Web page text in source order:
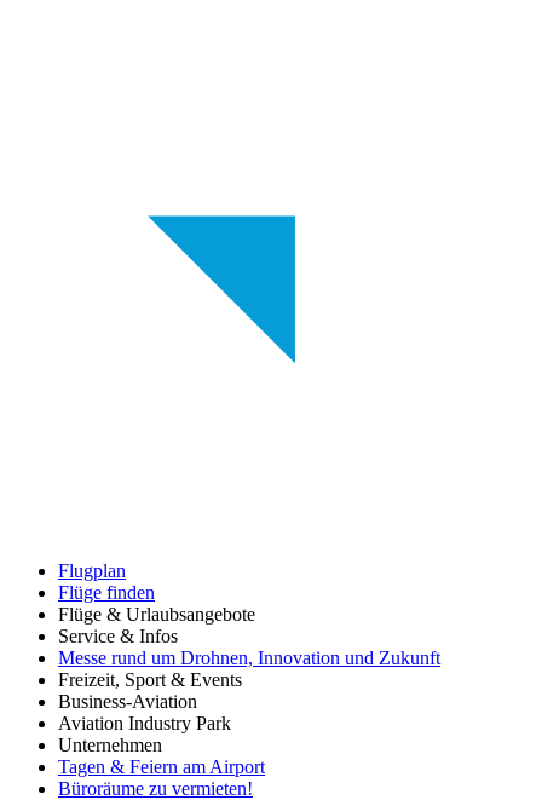
Flugplan
Flüge finden
Flüge & Urlaubsangebote
Service & Infos
Messe rund um Drohnen, Innovation und Zukunft
Freizeit, Sport & Events
Business-Aviation
Aviation Industry Park
Unternehmen
Tagen & Feiern am Airport
Büroräume zu vermieten!